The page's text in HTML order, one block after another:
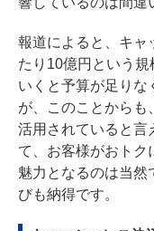
報道によると、キャ
たり10億円という
いくと予算が足りな
が、このことからも
活用されていると言
て、お客様がおトク
魅力となるのは当然
びも納得です。